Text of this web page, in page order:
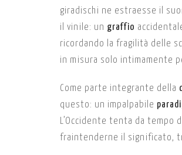
giradischi ne estraesse il
il vinile: un graffio
ricordando la fragilità delle
in misura solo intimamente
Come parte integrante della
questo: un impalpabile
L’Occidente tenta da
fraintenderne il significato,